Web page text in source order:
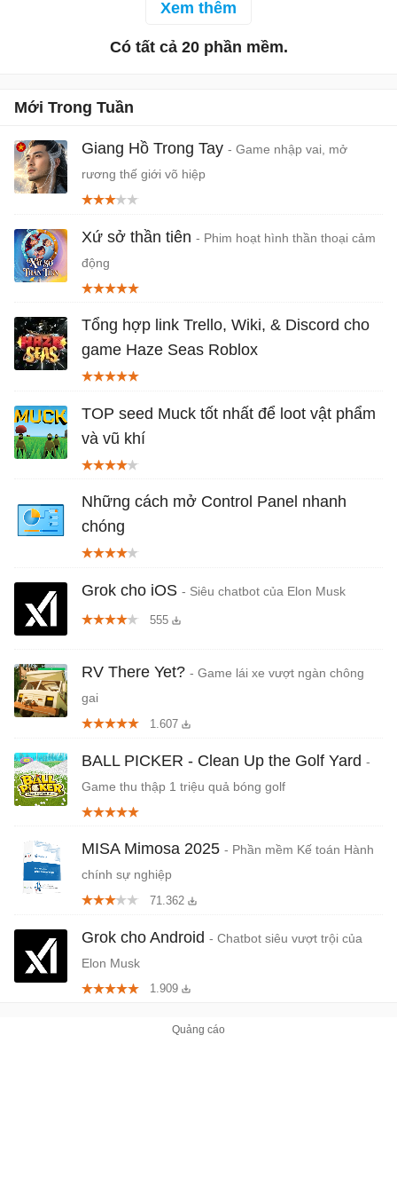
Đây là một trò chơi Team
nhân vật ấn tượng, các
dẫn và thiết kế phe phái
chủng tộc độc đáo.
hành động mới đến từ
nhộn và hỗn loạn giống
và trải nghiệm.
Xem thêm
Có tất cả 20 phần mềm.
Mới Trong Tuần
Giang Hồ Trong Tay - Game nhập vai, mở
rương thế giới võ hiệp
Xứ sở thần tiên - Phim hoạt hình thần thoại cảm
động
Tổng hợp link Trello, Wiki, & Discord cho
game Haze Seas Roblox
TOP seed Muck tốt nhất để loot vật phẩm
và vũ khí
Những cách mở Control Panel nhanh
chóng
Grok cho iOS - Siêu chatbot của Elon Musk
555
RV There Yet? - Game lái xe vượt ngàn chông
gai
1.607
BALL PICKER - Clean Up the Golf Yard -
Game thu thập 1 triệu quả bóng golf
MISA Mimosa 2025 - Phần mềm Kế toán Hành
chính sự nghiệp
71.362
Grok cho Android - Chatbot siêu vượt trội của
Elon Musk
1.909